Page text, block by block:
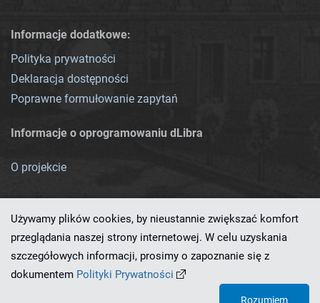
Informacje dodatkowe:
Polityka prywatności
Deklaracja dostępności
Poprawne formułowanie zapytań
Informacje o oprogramowaniu dLibra
O projekcie
Ten serwis działa dzięki oprogramowaniu
Używamy plików cookies, by nieustannie zwiększać komfort
przeglądania naszej strony internetowej. W celu uzyskania
szczegółowych informacji, prosimy o zapoznanie się z
dokumentem Polityki Prywatności
Rozumiem